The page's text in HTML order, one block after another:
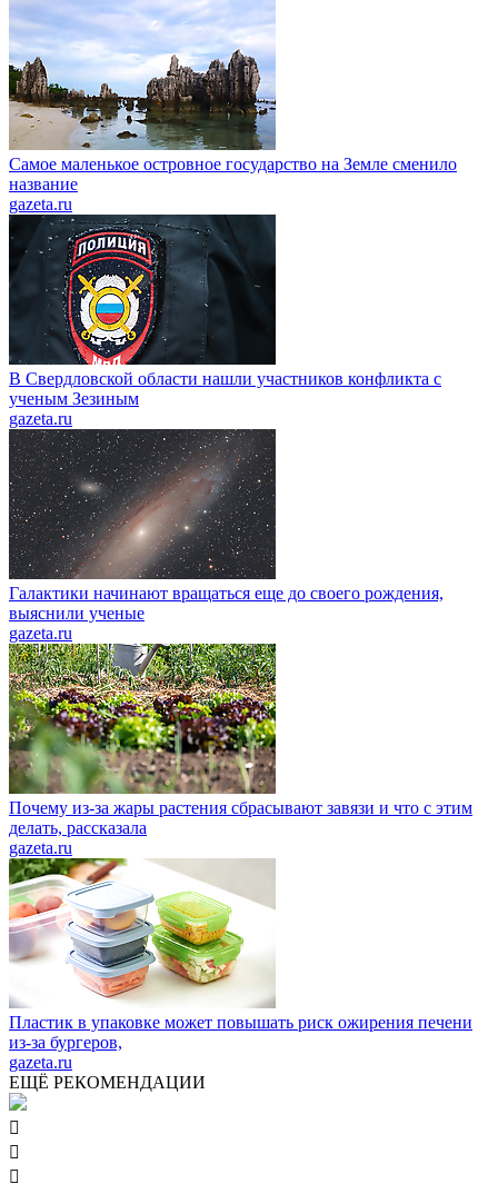
Самое маленькое островное государство на Земле сменило
название
gazeta.ru
В Свердловской области нашли участников конфликта с
ученым Зезиным
gazeta.ru
Галактики начинают вращаться еще до своего рождения,
выяснили ученые
gazeta.ru
Почему из-за жары растения сбрасывают завязи и что с этим
делать, рассказала
gazeta.ru
Пластик в упаковке может повышать риск ожирения печени
из-за бургеров,
gazeta.ru
ЕЩЁ РЕКОМЕНДАЦИИ


